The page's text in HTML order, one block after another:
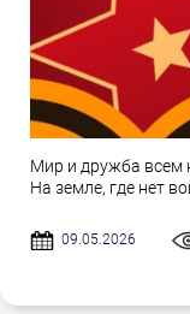
Мир и дружба всем
На земле, где нет
09.05.2026